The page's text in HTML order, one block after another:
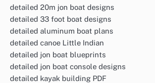
detailed 20m jon boat designs
detailed 33 foot boat designs
detailed aluminum boat plans
detailed canoe Little Indian
detailed jon boat blueprints
detailed jon boat console designs
detailed kayak building PDF